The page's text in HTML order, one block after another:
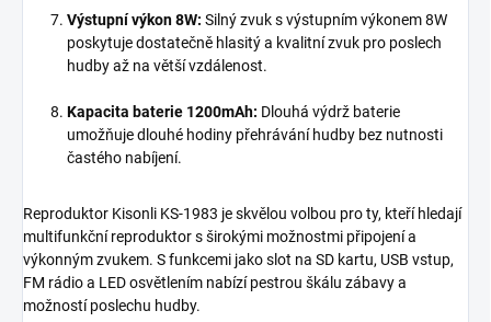
Výstupní výkon 8W: Silný zvuk s výstupním výkonem 8W
poskytuje dostatečně hlasitý a kvalitní zvuk pro poslech
hudby až na větší vzdálenost.
Kapacita baterie 1200mAh: Dlouhá výdrž baterie
umožňuje dlouhé hodiny přehrávání hudby bez nutnosti
častého nabíjení.
Reproduktor Kisonli KS-1983 je skvělou volbou pro ty, kteří hledají
multifunkční reproduktor s širokými možnostmi připojení a
výkonným zvukem. S funkcemi jako slot na SD kartu, USB vstup,
FM rádio a LED osvětlením nabízí pestrou škálu zábavy a
možností poslechu hudby.